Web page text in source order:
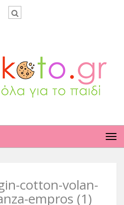
cotton-volan-
empros (1)